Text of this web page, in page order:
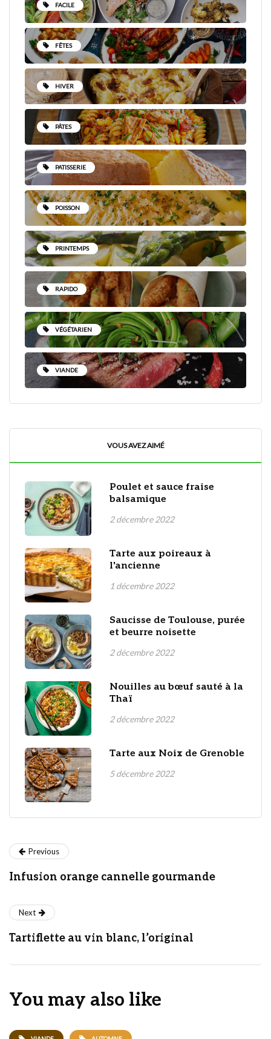
FACILE
FÊTES
HIVER
PÂTES
PATISSERIE
POISSON
PRINTEMPS
RAPIDO
VÉGÉTARIEN
VIANDE
VOUS AVEZ AIMÉ
Poulet et sauce fraise
balsamique
2 décembre 2022
Tarte aux poireaux à
l'ancienne
1 décembre 2022
Saucisse de Toulouse, purée
et beurre noisette
2 décembre 2022
Nouilles au bœuf sauté à la
Thaï
2 décembre 2022
Tarte aux Noix de Grenoble
5 décembre 2022
Previous
Infusion orange cannelle gourmande
Next
Tartiflette au vin blanc, l’original
You may also like